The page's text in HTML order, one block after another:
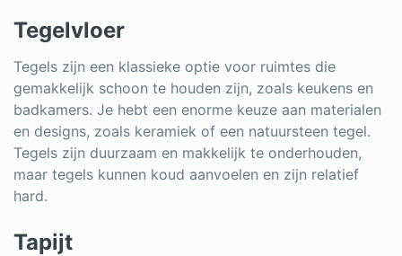
Tegelvloer
Tegels zijn een klassieke optie voor ruimtes die
gemakkelijk schoon te houden zijn, zoals keukens en
badkamers. Je hebt een enorme keuze aan materialen
en designs, zoals keramiek of een natuursteen tegel.
Tegels zijn duurzaam en makkelijk te onderhouden,
maar tegels kunnen koud aanvoelen en zijn relatief
hard.
Tapijt